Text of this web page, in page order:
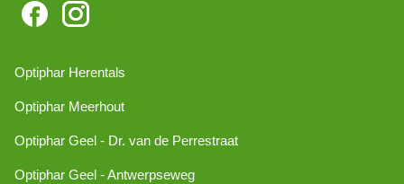
Optiphar Herentals
Optiphar Meerhout
Optiphar Geel - Dr. van de Perrestraat
Optiphar Geel - Antwerpseweg